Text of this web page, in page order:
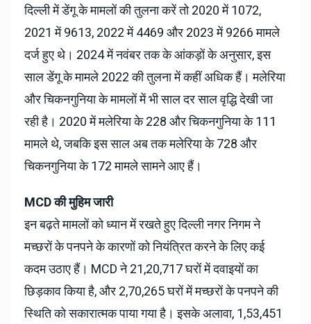
दिल्ली में डेंगू के मामलों की तुलना करें तो 2020 में 1072,
2021 में 9613, 2022 में 4469 और 2023 में 9266 मामले
दर्ज हुए थे। 2024 में नवंबर तक के आंकड़ों के अनुसार, इस
साल डेंगू के मामले 2022 की तुलना में कहीं अधिक हैं। मलेरिया
और चिकनगुनिया के मामलों में भी साल दर साल वृद्धि देखी जा
रही है। 2020 में मलेरिया के 228 और चिकनगुनिया के 111
मामले थे, जबकि इस साल अब तक मलेरिया के 728 और
चिकनगुनिया के 172 मामले सामने आए हैं।
MCD की मुहिम जारी
इन बढ़ते मामलों को ध्यान में रखते हुए दिल्ली नगर निगम ने
मच्छरों के पनपने के कारणों को नियंत्रित करने के लिए कई
कदम उठाए हैं। MCD ने 21,20,717 घरों में दवाइयों का
छिड़काव किया है, और 2,70,265 घरों में मच्छरों के पनपने की
स्थिति को सकारात्मक पाया गया है। इसके अलावा, 1,53,451